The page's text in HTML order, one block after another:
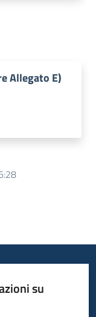
Allegato E)
su